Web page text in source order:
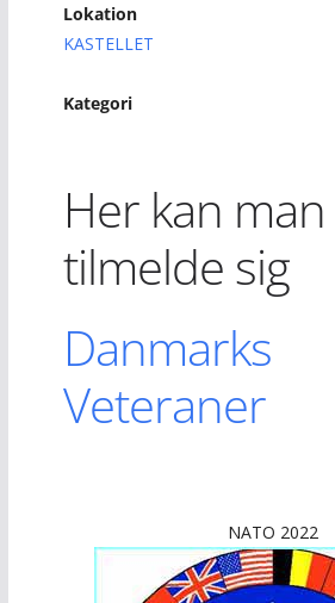
Lokation
KASTELLET
Kategori
Her kan man
tilmelde sig
Danmarks
Veteraner
NATO 2022